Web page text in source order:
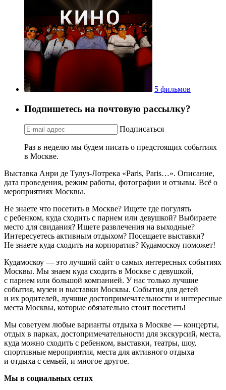
5 фильмов
Подпишетесь на почтовую рассылку?
Подписаться
Раз в неделю мы будем писать о предстоящих событиях
в Москве.
Выставка Анри де Тулуз-Лотрека «Paris, Paris…». Описание,
дата проведения, режим работы, фотографии и отзывы. Всё о
мероприятиях Москвы.
Не знаете что посетить в Москве? Ищете где погулять
с ребенком, куда сходить с парнем или девушкой? Выбираете
место для свидания? Ищете развлечения на выходные?
Интересуетесь активным отдыхом? Посещаете выставки?
Не знаете куда сходить на корпоратив? Кудамоскоу поможет!
Кудамоскоу — это лучший сайт о самых интересных событиях
Москвы. Мы знаем куда сходить в Москве с девушкой,
с парнем или большой компанией. У нас только лучшие
события, музеи и выставки Москвы. События для детей
и их родителей, лучшие достопримечательности и интересные
места Москвы, которые обязательно стоит посетить!
Мы советуем любые варианты отдыха в Москве — концерты,
отдых в парках, достопримечательности для экскурсий, места,
куда можно сходить с ребенком, выставки, театры, шоу,
спортивные мероприятия, места для активного отдыха
и отдыха с семьей, и многое другое.
Мы в социальных сетях